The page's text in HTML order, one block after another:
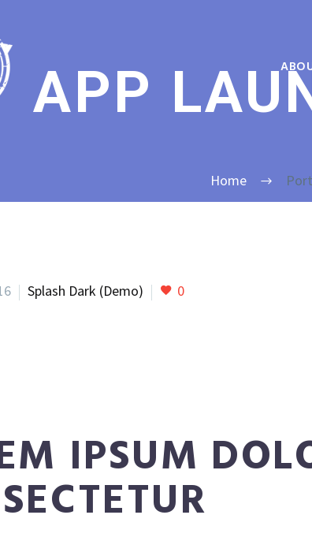
APP
Home
Splash Dark (Demo) 0
IPSUM